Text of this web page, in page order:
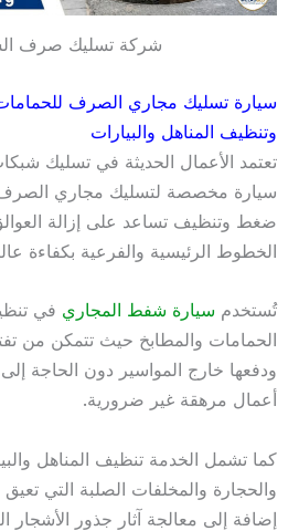
شركة تسليك صرف
سيارة تسليك مجاري الصرف للحمامات
وتنظيف المناهل والبيارات
تعتمد الأعمال الحديثة في تسليك
سيارة مخصصة لتسليك مجاري
ضغط وتنظيف تساعد على إزالة
الخطوط الرئيسية والفرعية بكفاءة
تُستخدم سيارة شفط المجاري في
الحمامات والمطابخ حيث تتمكن من
ودفعها خارج المواسير دون الحاجة
أعمال مرهقة غير ضرورية.
كما تشمل الخدمة تنظيف المناهل
والحجارة والمخلفات الصلبة التي تعيق
إضافة إلى معالجة آثار جذور الأشجار